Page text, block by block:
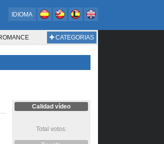
IDIOMA
CATEGORIAS
Calidad vídeo
Total votos: